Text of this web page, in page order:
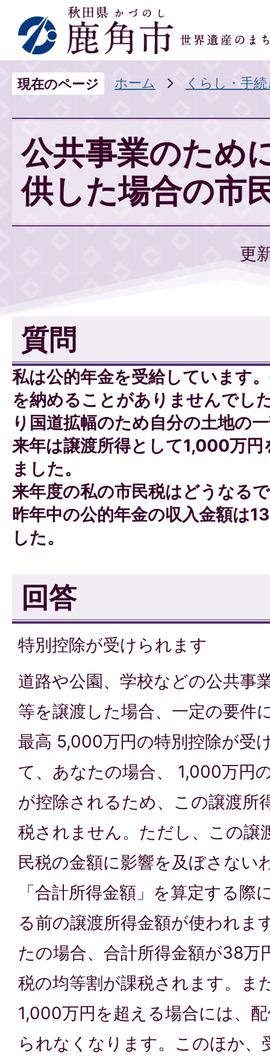
現在のページ ホーム くらし・手
公共事業のため
供した場合の市
更
質問
私は公的年金を受給しています
を納めることがありませんでし
り国道拡幅のため自分の土地の
来年は譲渡所得として1,000万
ました。
来年度の私の市民税はどうなる
昨年中の公的年金の収入金額は
した。
回答
特別控除が受けられます
道路や公園、学校などの公共事
等を譲渡した場合、一定の要件
最高 5,000万円の特別控除が受
て、あなたの場合、 1,000万円
が控除されるため、この譲渡所
税されません。ただし、この譲
民税の金額に影響を及ぼさない
「合計所得金額」を算定する際
る前の譲渡所得金額が使われま
たの場合、合計所得金額が38万
税の均等割が課税されます。ま
1,000万円を超える場合には、
られなくなります。このほか、